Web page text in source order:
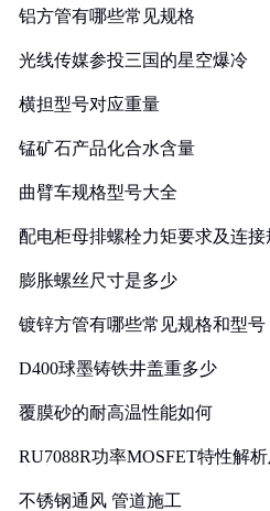
铝方管有哪些常见规格
光线传媒参投三国的星空爆冷
横担型号对应重量
锰矿石产品化合水含量
曲臂车规格型号大全
配电柜母排螺栓力矩要求及连接
膨胀螺丝尺寸是多少
镀锌方管有哪些常见规格和型号
D400球墨铸铁井盖重多少
覆膜砂的耐高温性能如何
RU7088R功率MOSFET特性解
不锈钢通风 管道施工